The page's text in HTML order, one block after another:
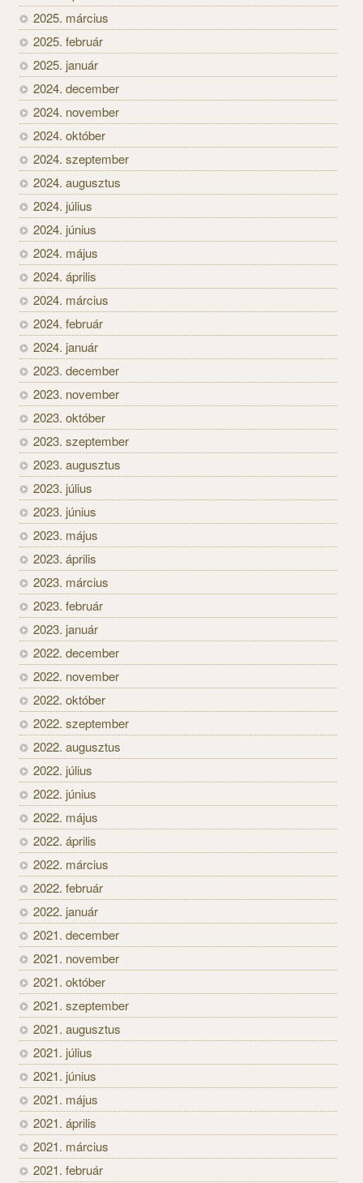
2025. március
2025. február
2025. január
2024. december
2024. november
2024. október
2024. szeptember
2024. augusztus
2024. július
2024. június
2024. május
2024. április
2024. március
2024. február
2024. január
2023. december
2023. november
2023. október
2023. szeptember
2023. augusztus
2023. július
2023. június
2023. május
2023. április
2023. március
2023. február
2023. január
2022. december
2022. november
2022. október
2022. szeptember
2022. augusztus
2022. július
2022. június
2022. május
2022. április
2022. március
2022. február
2022. január
2021. december
2021. november
2021. október
2021. szeptember
2021. augusztus
2021. július
2021. június
2021. május
2021. április
2021. március
2021. február